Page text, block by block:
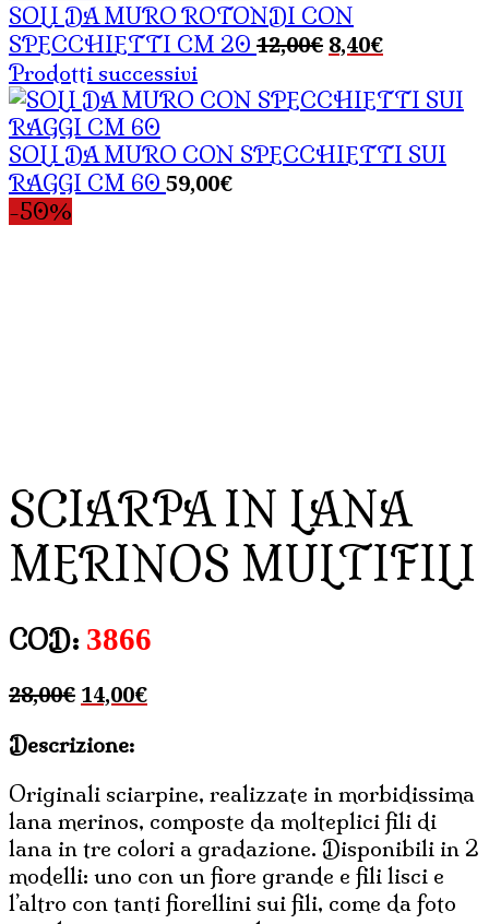
SOLI DA MURO ROTONDI CON
SPECCHIETTI CM 20 12,00€ Il
originale
12,00€.
8,40€Il
attuale
8,40€.
Prodotti successivi
SOLI DA MURO CON SPECCHIETTI SUI
RAGGI CM 60 59,00€
-50%
SCIARPA IN LANA
MERINOS MULTIFILI
COD: 3866
28,00€ Il
originale
28,00€.
14,00€Il
14,00€.
Descrizione:
Originali sciarpine, realizzate in morbidissima
lana merinos, composte da molteplici fili di
lana in tre colori a gradazione. Disponibili in 2
modelli: uno con un fiore grande e fili lisci e
l’altro con tanti fiorellini sui fili, come da foto